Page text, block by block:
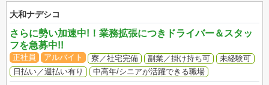
大和ナデシコ
さらに勢い加速中!！業務拡張につきドライバー＆スタッ
フを急募中!!
正社員 アルバイト 寮／社宅完備 副業／掛け持ち可
未経験可
日払い／週払い有り
中高年/シニアが活躍できる職場